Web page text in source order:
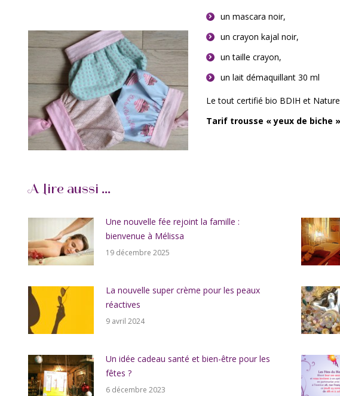
un mascara noir,
un crayon kajal noir,
un taille crayon,
un lait démaquillant 30 ml
Le tout certifié bio BDIH et
Tarif trousse « yeux de biche »
A lire aussi ...
Une nouvelle fée rejoint la famille :
bienvenue à Mélissa
19 décembre 2025
La nouvelle super crème pour les peaux
réactives
9 avril 2024
Un idée cadeau santé et bien-être pour les
fêtes ?
6 décembre 2023